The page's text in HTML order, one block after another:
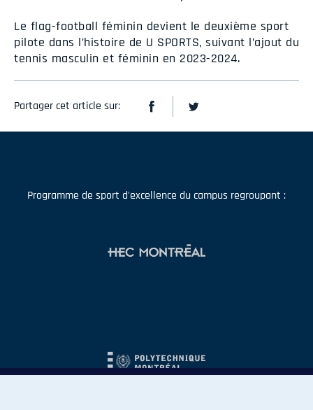
Le flag-football féminin devient le deuxième sport
pilote dans l’histoire de U SPORTS, suivant l’ajout du
tennis masculin et féminin en 2023-2024.
Partager cet article sur:
Programme de sport d'excellence du campus regroupant :